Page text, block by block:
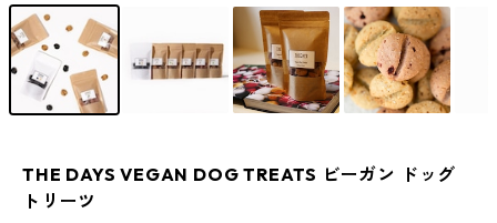
THE DAYS VEGAN DOG TREATS ビーガン ドッグ
トリーツ